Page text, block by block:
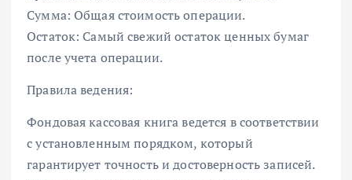
Сумма: Общая стоимость операции.
Остаток: Самый свежий остаток ценных бумаг
после учета операции.
Правила ведения:
Фондовая кассовая книга ведется в соответствии
с установленным порядком, который
гарантирует точность и достоверность записей.